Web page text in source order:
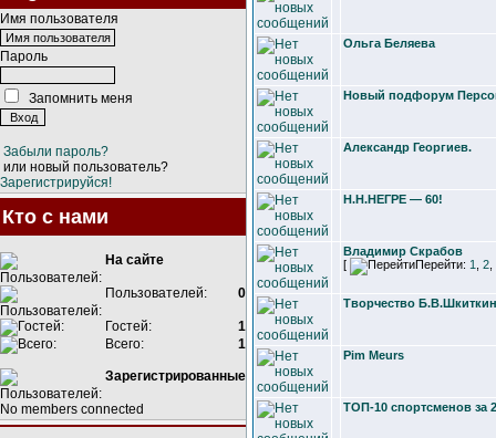
Имя пользователя
Пароль
Запомнить меня
Забыли пароль?
или новый пользователь?
Зарегистрируйся!
Кто с нами
На сайте
Пользователей: 0
Гостей:
1
Всего:
1
Зарегистрированные
No members connected
Ольга Беляева
Новый подфорум
Александр Георгиев.
Н.Н.НЕГРЕ — 60!
Владимир Скрабов
[
Перейти: 1 2
Творчество
Pim Meurs
ТОП-10 спортсменов за